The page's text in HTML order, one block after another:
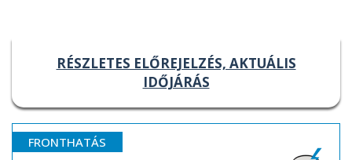
RÉSZLETES ELŐREJELZÉS, AKTUÁLIS
IDŐJÁRÁS
FRONTHATÁS